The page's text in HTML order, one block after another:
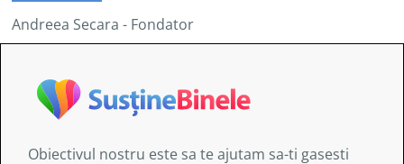
Andreea Secara - Fondator
Informaţiile furnizate de AITIS:
Obiectivul nostru este sa te ajutam sa-ti gasesti